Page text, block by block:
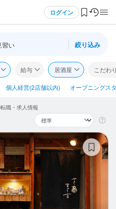
ログイン
料会員登録
習い 絞り込み
い 給与 居酒屋 こだわ
個人経営(2店舗以内) オープニングス
職・求人情報